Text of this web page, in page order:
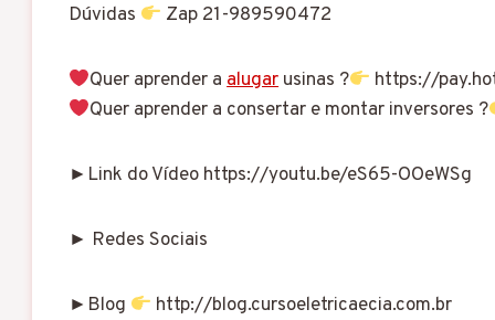
Dúvidas
Zap 21-989590472
Quer aprender aalugarusinas ?
https://
Quer aprender a consertar e montar inversores ?
►Link do Vídeo https://youtu.be/eS65-OOeWSg
► Redes Sociais
►Blog
http://blog.cursoeletricaecia.com.br